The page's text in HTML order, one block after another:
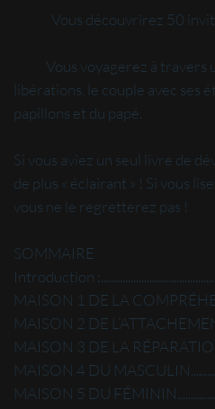
Vous découvrirez 50
Vous voyagerez à travers un
libérations, le couple avec ses
papillons et du papé.
Si vous aviez un seul livre de
de plus « éclairant » ! Si vous
vous ne le regretterez pas !
SOMMAIRE
Introduction
MAISON 1 DE LA
MAISON 2 DE
MAISON 3 DE LA RÉPARATION
MAISON 4 DU
MAISON 5 DU